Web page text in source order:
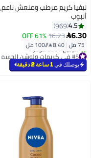
نيفيا كريم مرطب ومنعش ناعم،
أنبوب
4.5
969
6.30
16.23
61% OFF
75 مل |8.40 /⁨/100 مل⁩
#5 في كريمات ولوشن الجسم
بتخلّص بسرعة
تم بيع +990 مؤخرًا
يوصلك في 1 ساعة 2 دقيقة